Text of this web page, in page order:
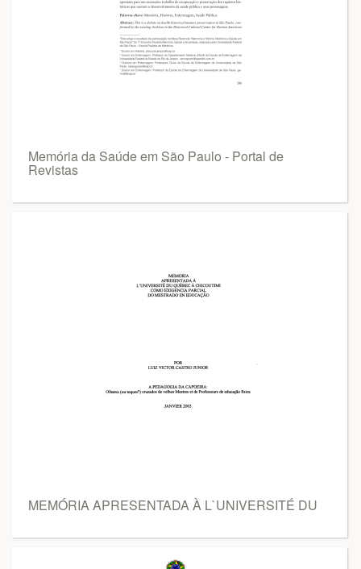
Memória da Saúde em São Paulo - Portal de
Revistas
MEMÓRIA APRESENTADA À L`UNIVERSITÉ DU